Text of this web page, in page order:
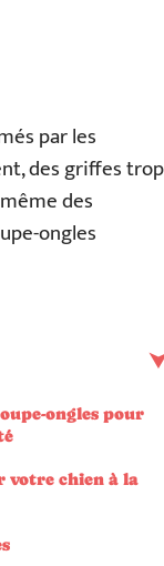
par les
des griffes trop
des
ongles
ongles pour
votre chien à la